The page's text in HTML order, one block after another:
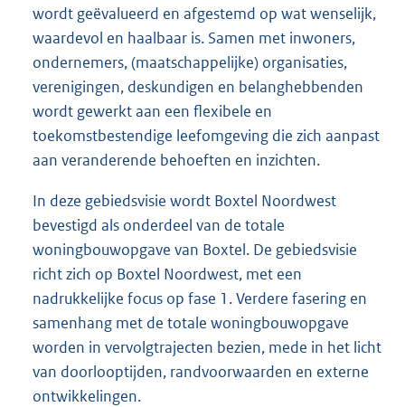
wordt geëvalueerd en afgestemd op wat wenselijk,
waardevol en haalbaar is. Samen met inwoners,
ondernemers, (maatschappelijke) organisaties,
verenigingen, deskundigen en belanghebbenden
wordt gewerkt aan een flexibele en
toekomstbestendige leefomgeving die zich aanpast
aan veranderende behoeften en inzichten.
In deze gebiedsvisie wordt Boxtel Noordwest
bevestigd als onderdeel van de totale
woningbouwopgave van Boxtel. De gebiedsvisie
richt zich op Boxtel Noordwest, met een
nadrukkelijke focus op fase 1. Verdere fasering en
samenhang met de totale woningbouwopgave
worden in vervolgtrajecten bezien, mede in het licht
van doorlooptijden, randvoorwaarden en externe
ontwikkelingen.